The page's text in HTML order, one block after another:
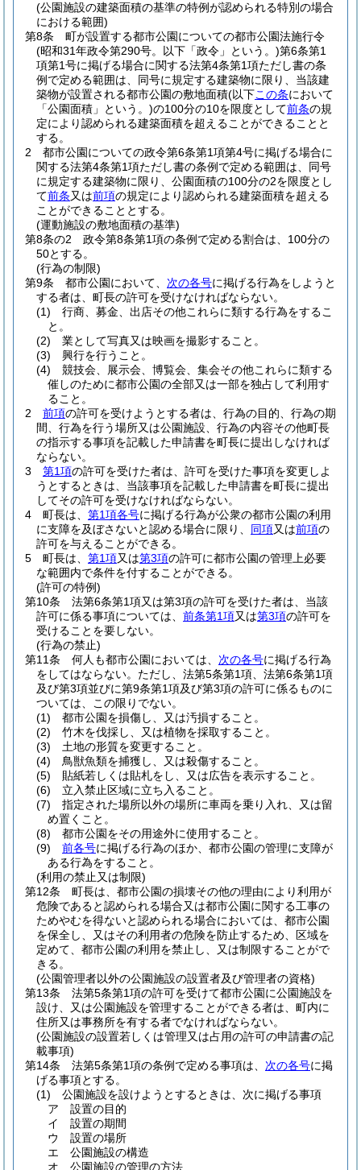
(公園施設の建築面積の基準の特例が認められる特別の場合
における範囲)
第8条
町が設置する都市公園についての都市公園法施行令
(昭和31年政令第290号。以下「政令」という。)第6条第1
項第1号に掲げる場合に関する法第4条第1項ただし書の条
例で定める範囲は、同号に規定する建築物に限り、当該建
築物が設置される都市公園の敷地面積(以下この条において
「公園面積」という。)の100分の10を限度として前条の規
定により認められる建築面積を超えることができることと
する。
2
都市公園についての政令第6条第1項第4号に掲げる場合に
関する法第4条第1項ただし書の条例で定める範囲は、同号
に規定する建築物に限り、公園面積の100分の2を限度とし
て前条又は前項の規定により認められる建築面積を超える
ことができることとする。
(運動施設の敷地面積の基準)
第8条の2
政令第8条第1項の条例で定める割合は、100分の
50とする。
(行為の制限)
第9条
都市公園において、 次の各号に掲げる行為をしようと
する者は、町長の許可を受けなければならない。
(1)
行商、募金、出店その他これらに類する行為をするこ
と。
(2)
業として写真又は映画を撮影すること。
(3)
興行を行うこと。
(4)
競技会、展示会、博覧会、集会その他これらに類する
催しのために都市公園の全部又は一部を独占して利用す
ること。
2
前項の許可を受けようとする者は、行為の目的、行為の期
間、行為を行う場所又は公園施設、行為の内容その他町長
の指示する事項を記載した申請書を町長に提出しなければ
ならない。
3
第1項の許可を受けた者は、許可を受けた事項を変更しよ
うとするときは、当該事項を記載した申請書を町長に提出
してその許可を受けなければならない。
4
町長は、 第1項各号に掲げる行為が公衆の都市公園の利用
に支障を及ぼさないと認める場合に限り、 同項又は前項の
許可を与えることができる。
5
町長は、 第1項又は第3項の許可に都市公園の管理上必要
な範囲内で条件を付することができる。
(許可の特例)
第10条
法第6条第1項又は第3項の許可を受けた者は、当該
許可に係る事項については、 前条第1項又は第3項の許可を
受けることを要しない。
(行為の禁止)
第11条
何人も都市公園においては、 次の各号に掲げる行為
をしてはならない。 ただし、法第5条第1項、法第6条第1項
及び第3項並びに第9条第1項及び第3項の許可に係るものに
ついては、この限りでない。
(1)
都市公園を損傷し、又は汚損すること。
(2)
竹木を伐採し、又は植物を採取すること。
(3)
土地の形質を変更すること。
(4)
鳥獣魚類を捕獲し、又は殺傷すること。
(5)
貼紙若しくは貼札をし、又は広告を表示すること。
(6)
立入禁止区域に立ち入ること。
(7)
指定された場所以外の場所に車両を乗り入れ、又は留
め置くこと。
(8)
都市公園をその用途外に使用すること。
(9)
前各号に掲げる行為のほか、都市公園の管理に支障が
ある行為をすること。
(利用の禁止又は制限)
第12条
町長は、都市公園の損壊その他の理由により利用が
危険であると認められる場合又は都市公園に関する工事の
ためやむを得ないと認められる場合においては、都市公園
を保全し、又はその利用者の危険を防止するため、区域を
定めて、都市公園の利用を禁止し、又は制限することがで
きる。
(公園管理者以外の公園施設の設置者及び管理者の資格)
第13条
法第5条第1項の許可を受けて都市公園に公園施設を
設け、又は公園施設を管理することができる者は、町内に
住所又は事務所を有する者でなければならない。
(公園施設の設置若しくは管理又は占用の許可の申請書の記
載事項)
第14条
法第5条第1項の条例で定める事項は、 次の各号に掲
げる事項とする。
(1)
公園施設を設けようとするときは、次に掲げる事項
ア
設置の目的
イ
設置の期間
ウ
設置の場所
エ
公園施設の構造
オ
公園施設の管理の方法